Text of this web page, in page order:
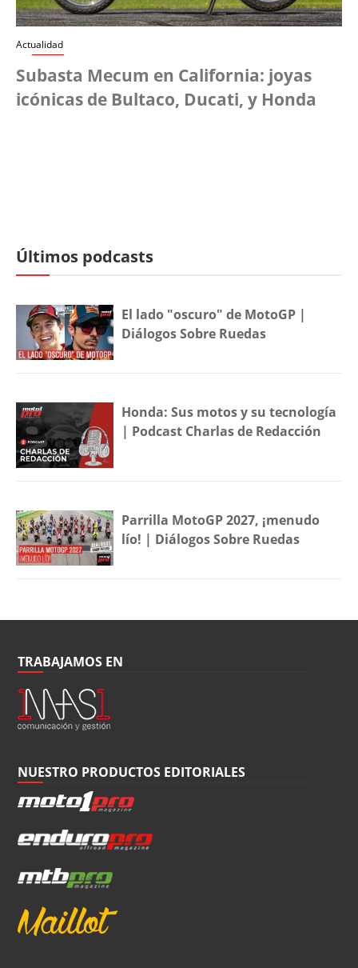
Actualidad
Subasta Mecum en California: joyas
icónicas de Bultaco, Ducati, y Honda
Últimos podcasts
El lado "oscuro" de MotoGP |
Diálogos Sobre Ruedas
Honda: Sus motos y su tecnología
| Podcast Charlas de Redacción
Parrilla MotoGP 2027, ¡menudo
lío! | Diálogos Sobre Ruedas
TRABAJAMOS EN
NUESTRO PRODUCTOS EDITORIALES